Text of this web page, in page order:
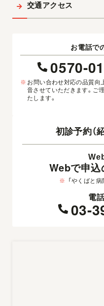
交通アクセス
お電話で
0570-
※ お問い合わせ対応の品質向
音させていただきます。ご
たします。
初診予約（
Webで申込
※ 「やくばと
電
03-